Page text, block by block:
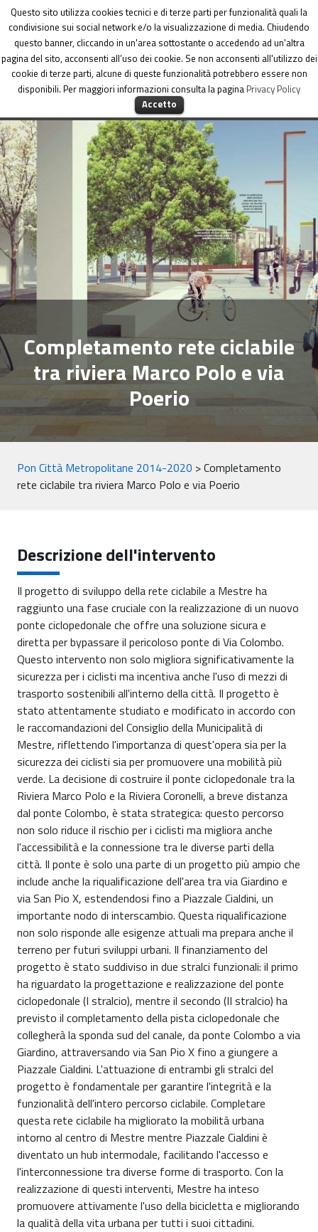
Dipartimento per le Politiche di coesione
Completamento rete ciclabile
tra riviera Marco Polo e via
Poerio
Pon Città Metropolitane 2014-2020 >Completamento
rete ciclabile tra riviera Marco Polo e via Poerio
Descrizione dell'intervento
Il progetto di sviluppo della rete ciclabile a Mestre ha
raggiunto una fase cruciale con la realizzazione di un nuovo
ponte ciclopedonale che offre una soluzione sicura e
diretta per bypassare il pericoloso ponte di Via Colombo.
Questo intervento non solo migliora significativamente la
sicurezza per i ciclisti ma incentiva anche l'uso di mezzi di
trasporto sostenibili all'interno della città. Il progetto è
stato attentamente studiato e modificato in accordo con
le raccomandazioni del Consiglio della Municipalità di
Mestre, riflettendo l'importanza di quest'opera sia per la
sicurezza dei ciclisti sia per promuovere una mobilità più
verde. La decisione di costruire il ponte ciclopedonale tra la
Riviera Marco Polo e la Riviera Coronelli, a breve distanza
dal ponte Colombo, è stata strategica: questo percorso
non solo riduce il rischio per i ciclisti ma migliora anche
l'accessibilità e la connessione tra le diverse parti della
città. Il ponte è solo una parte di un progetto più ampio che
include anche la riqualificazione dell'area tra via Giardino e
via San Pio X, estendendosi fino a Piazzale Cialdini, un
importante nodo di interscambio. Questa riqualificazione
non solo risponde alle esigenze attuali ma prepara anche il
terreno per futuri sviluppi urbani. Il finanziamento del
progetto è stato suddiviso in due stralci funzionali: il primo
ha riguardato la progettazione e realizzazione del ponte
ciclopedonale (I stralcio), mentre il secondo (II stralcio) ha
previsto il completamento della pista ciclopedonale che
collegherà la sponda sud del canale, da ponte Colombo a via
Giardino, attraversando via San Pio X fino a giungere a
Piazzale Cialdini. L'attuazione di entrambi gli stralci del
progetto è fondamentale per garantire l'integrità e la
funzionalità dell'intero percorso ciclabile. Completare
questa rete ciclabile ha migliorato la mobilità urbana
intorno al centro di Mestre mentre Piazzale Cialdini è
diventato un hub intermodale, facilitando l'accesso e
l'interconnessione tra diverse forme di trasporto. Con la
realizzazione di questi interventi, Mestre ha inteso
promuovere attivamente l'uso della bicicletta e migliorando
la qualità della vita urbana per tutti i suoi cittadini.
Questo sito utilizza cookies tecnici e di terze parti per funzionalità quali la
condivisione sui social network e/o la visualizzazione di media. Chiudendo
questo banner, cliccando in un'area sottostante o accedendo ad un'altra
pagina del sito, acconsenti all’uso dei cookie. Se non acconsenti all'utilizzo dei
cookie di terze parti, alcune di queste funzionalità potrebbero essere non
disponibili. Per maggiori informazioni consulta la pagina Privacy Policy
Accetto